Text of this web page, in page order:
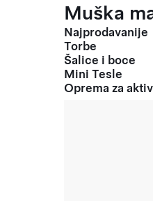
Muška
Najprodavanije
Torbe
Šalice i boce
Mini Tesle
Oprema za